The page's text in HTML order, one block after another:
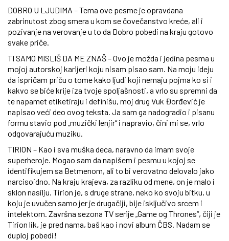
DOBRO U LJUDIMA – Tema ove pesme je opravdana
zabrinutost zbog smera u kom se čovečanstvo kreće, ali i
pozivanje na verovanje u to da Dobro pobedi na kraju gotovo
svake priče.
TI SAMO MISLIŠ DA ME ZNAŠ – Ovo je možda i jedina pesma u
mojoj autorskoj karijeri koju nisam pisao sam. Na moju ideju
da ispričam priču o tome kako ljudi koji nemaju pojma ko si i
kakvo se biće krije iza tvoje spoljašnosti, a vrlo su spremni da
te napamet etiketiraju i definišu, moj drug Vuk Đorđević je
napisao veći deo ovog teksta. Ja sam ga nadogradio i pisanu
formu stavio pod „muzički lenjir“ i napravio, čini mi se, vrlo
odgovarajuću muziku.
TIRION – Kao i sva muška deca, naravno da imam svoje
superheroje. Mogao sam da napišem i pesmu u kojoj se
identifikujem sa Betmenom, ali to bi verovatno delovalo jako
narcisoidno. Na kraju krajeva, za razliku od mene, on je malo i
sklon nasilju. Tirion je, s druge strane, neko ko svoju bitku, u
koju je uvučen samo jer je drugačiji, bije isključivo srcem i
intelektom. Završna sezona TV serije „Game og Thrones“, čiji je
Tirion lik, je pred nama, baš kao i novi album ČBS. Nadam se
duploj pobedi!